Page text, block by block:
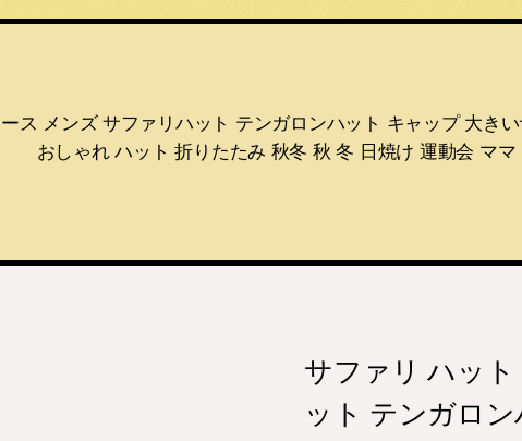
ス メンズ サファリハット テンガロンハット キャップ 大き
おしゃれ ハット 折りたたみ 秋冬 秋 冬 日焼け 運動会 マ
サファリ ハッ
ット テンガロ